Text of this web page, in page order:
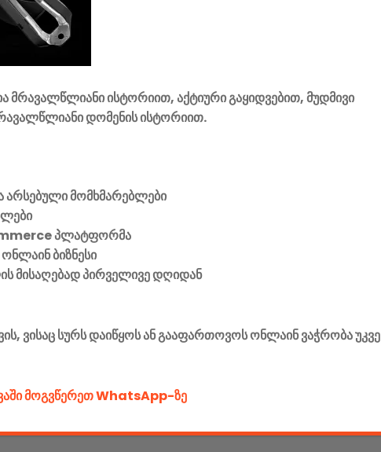
მრავალწლიანი ისტორიით, აქტიური გაყიდვებით, მუდმივი
დომენის ისტორიით.
არსებული მომხმარებლები
პლატფორმა
ბიზნესი
მისაღებად პირველივე დღიდან
ვისაც სურს დაიწყოს ან გააფართოვოს ონლაინ ვაჭრობა უკვე
მოგვწერეთ WhatsApp-ზე